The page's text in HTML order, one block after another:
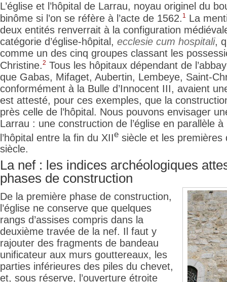
L’église et l’hôpital de Larrau, noyau originel du
binôme si l’on se réfère à l’acte de 1562. 1 La
deux entités renverrait à la configuration
catégorie d’église-hôpital, ecclesie cum hospitali,
comme un des cinq groupes classant les
Christine.2 Tous les hôpitaux dépendant de
que Gabas, Mifaget, Aubertin, Lembeye, Saint-
conformément à la Bulle d’Innocent III, avaient
est attesté, pour ces exemples, que la
près celle de l’hôpital. Nous pouvons envisager
Larrau : une construction de l’église en parallèle
l’hôpital entre la fin du XIIe siècle et les premières
siècle.
La nef : les indices archéologiques
phases de construction
De la première phase de construction,
l’église ne conserve que quelques
rangs d’assises compris dans la
deuxième travée de la nef. Il faut y
rajouter des fragments de bandeau
unificateur aux murs gouttereaux, les
parties inférieures des piles du chevet,
et, sous réserve, l’ouverture étroite